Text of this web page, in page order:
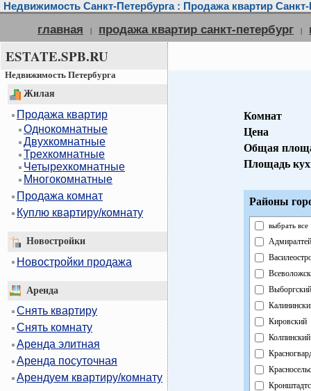
Недвижимость Санкт-Петербурга : Продажа квартир Санкт-
главная | продажа квартир санкт-петербург |
ESTATE.SPB.RU
Недвижимость Петербурга
Жилая
Продажа квартир
Однокомнатные
Двухкомнатные
Трехкомнатные
Четырехкомнатные
Многокомнатные
Продажа комнат
Куплю квартиру/комнату
Новостройки
Новостройки продажа
Аренда
Снять квартиру
Снять комнату
Аренда элитная
Аренда посуточная
Арендуем квартиру/комнату
Комнат
Цена
Общая
Площадь
Районы
выбрать все
Выборгский
Кировский
Колпинский